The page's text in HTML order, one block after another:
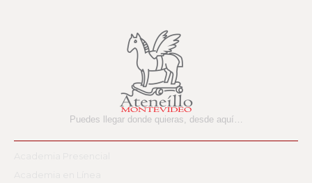
Puedes llegar donde quieras, desde aquí…